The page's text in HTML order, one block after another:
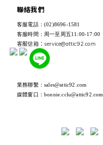
聯絡我們
客服電話：(02)8696-1581
客服時間：周一至周五11:00-17:00
客服信箱：service@attic92.com
業務聯繫：sales@attic92.com
媒體窗口：bonnie.cclu@attic92.com